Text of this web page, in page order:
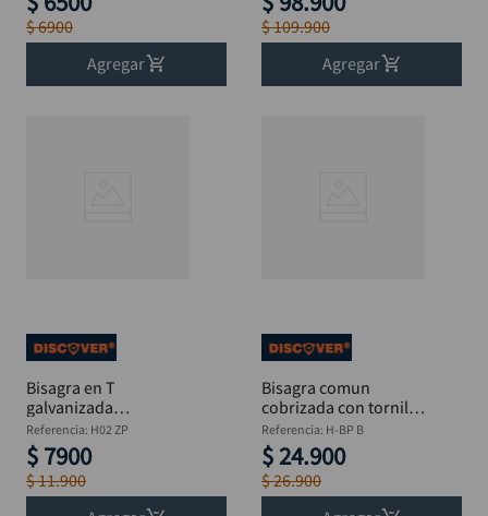
$6900
Agregar
DISCOVER
$109.900
Agregar
Bisagra en T
galvanizada
6"x1.4mm" DISCOVER
Referencia: H02 ZP
$ 7900
$11.900
Bisagra comun
cobrizada con tornillo
2" DISCOVER Paquete
x12
Referencia: H-BP B
$ 24.900
$26.900